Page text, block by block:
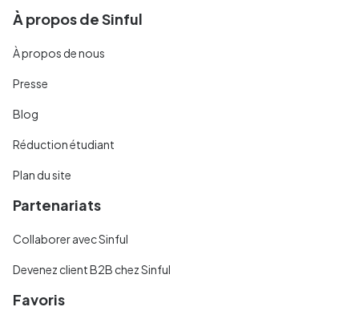
À propos de Sinful
À propos de nous
Presse
Blog
Réduction étudiant
Plan du site
Partenariats
Collaborer avec Sinful
Devenez client B2B chez Sinful
Favoris